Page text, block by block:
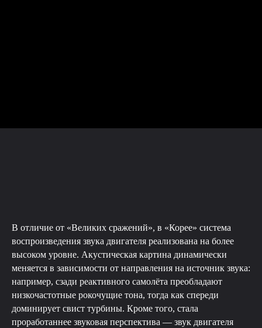
В отличие от «Великих сражений», в «Корее» система
воспроизведения звука двигателя реализована на более
высоком уровне. Акустическая картина динамически
меняется в зависимости от направления на источник звука:
например, сзади реактивного самолёта преобладают
низкочастотные рокочущие тона, тогда как спереди
доминирует свист турбины. Кроме того, стала
проработаннее звуковая перспектива — звук двигателя